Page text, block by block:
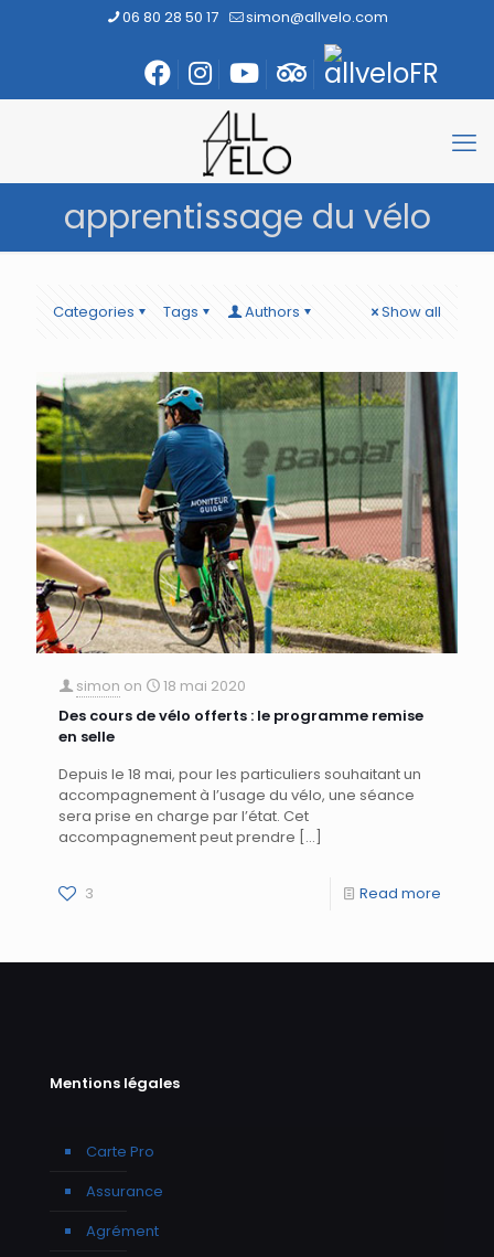
06 80 28 50 17 simon@allvelo.com
apprentissage du vélo
Categories Tags Authors Show all
simon on
18 mai 2020
Des cours de vélo offerts : le programme remise
en selle
Depuis le 18 mai, pour les particuliers souhaitant un
accompagnement à l’usage du vélo, une séance
sera prise en charge par l’état. Cet
accompagnement peut prendre […]
3 Read more
Mentions légales
Carte Pro
Assurance
Agrément